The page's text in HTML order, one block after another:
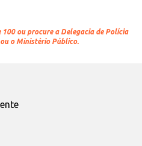
100 ou procure a Delegacia de Polícia
o Ministério Público.